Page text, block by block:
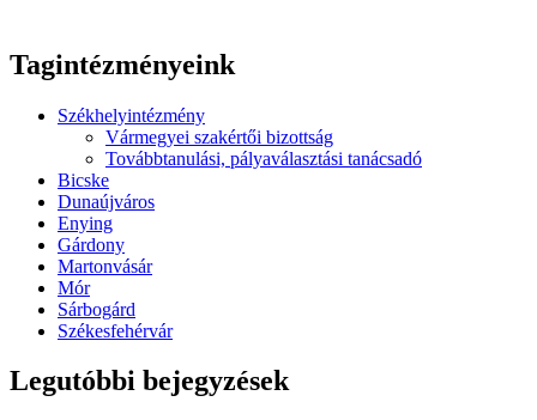
Tagintézményeink
Székhelyintézmény
Vármegyei szakértői bizottság
Továbbtanulási, pályaválasztási tanácsadó
Bicske
Dunaújváros
Enying
Gárdony
Martonvásár
Mór
Sárbogárd
Székesfehérvár
Legutóbbi bejegyzések